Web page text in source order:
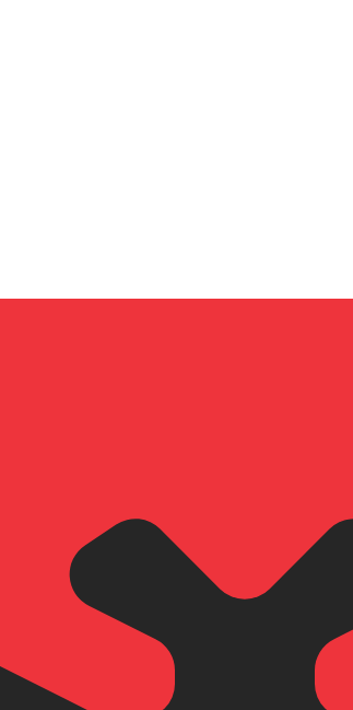
Investments en Albania
Bank of Investments en Albania.